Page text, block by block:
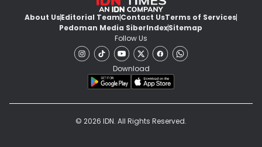
About UsEditorial TeamContact UsTerms of Services
Pedoman Media SiberIndexSitemap
Follow Us
Download
© 2026 IDN. All Rights Reserved.